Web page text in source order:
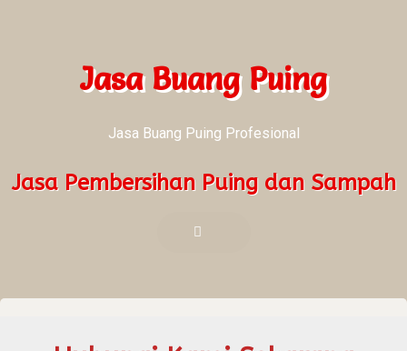
Jasa Buang Puing
Jasa Buang Puing Profesional
Jasa Pembersihan Puing dan Sampah